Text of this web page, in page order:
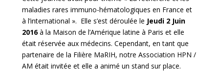
maladies rares immuno-hématologiques en France et
à l’international ». Elle s’est déroulée le Jeudi 2 Juin
2016à la Maison de l’Amérique latine à Paris et elle
était réservée aux médecins. Cependant, en tant que
partenaire de la Filière MaRIH, notre Association HPN /
AM était invitée et elle a animé un stand sur place.